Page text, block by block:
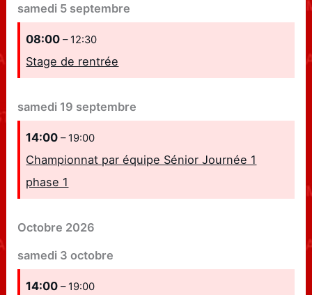
samedi 5 septembre
08:00– 12:30
Stage de rentrée
samedi 19 septembre
14:00– 19:00
Championnat par équipe Sénior Journée 1
phase 1
Octobre 2026
samedi 3 octobre
14:00– 19:00